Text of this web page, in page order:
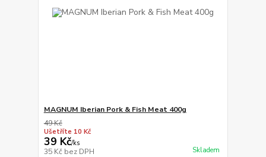
MAGNUM Iberian Pork & Fish Meat 400g
49 Kč
Ušetříte 10 Kč
39 Kč/ks
35 Kč bez DPH Skladem